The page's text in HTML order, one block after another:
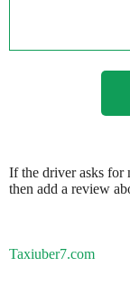
If the driver asks for
then add a review
Taxiuber7.com